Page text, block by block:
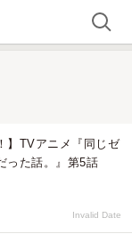
】TVアニメ『同じゼ
った話。』第5話
Invalid Date